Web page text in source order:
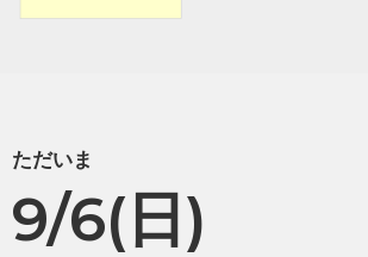
ただいま
9/6(日)